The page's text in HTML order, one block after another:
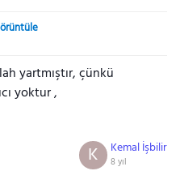
yartmıştır, çünkü
yoktur ,
Kemal İşbilir
8 yıl
K